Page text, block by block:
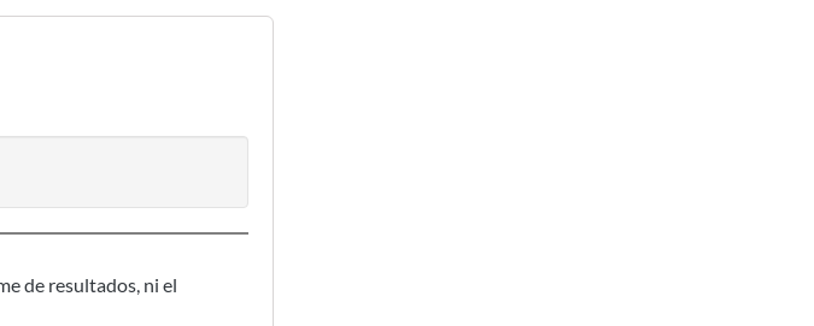
de resultados, ni el